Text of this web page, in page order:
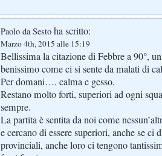
Paolo da Sesto ha scritto:
Marzo 4th, 2015 alle 15:19
Bellissima la citazione di Febbre a 90°,
benissimo come ci si sente da malati di
Per domani…. calma e gesso.
Restano molto forti, superiori ad ogni
sempre.
La partita è sentita da noi come
e cercano di essere superiori, anche se ci
provinciali, anche loro ci tengono